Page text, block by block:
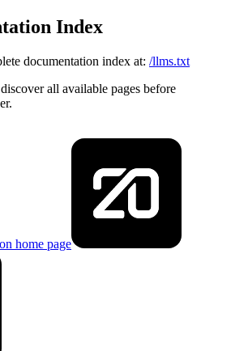
Index
documentation index at: /llms.txt
all available pages before
home page